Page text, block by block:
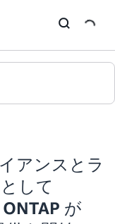
アンスとラ
して
が